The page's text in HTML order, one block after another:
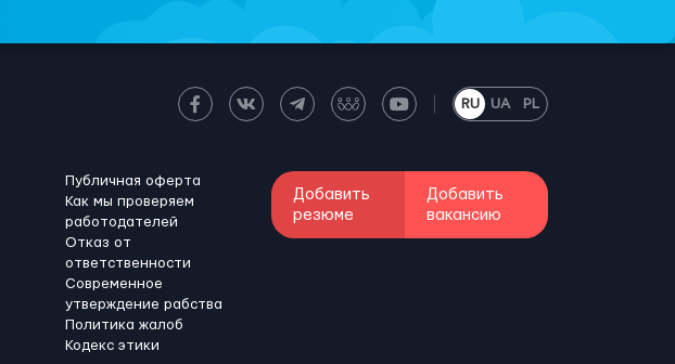
RU UA PL
Публичная оферта
Как мы проверяем
работодателей
Отказ от
ответственности
Современное
утверждение рабства
Политика жалоб
Кодекс этики
Добавить
резюме
Добавить
вакансию